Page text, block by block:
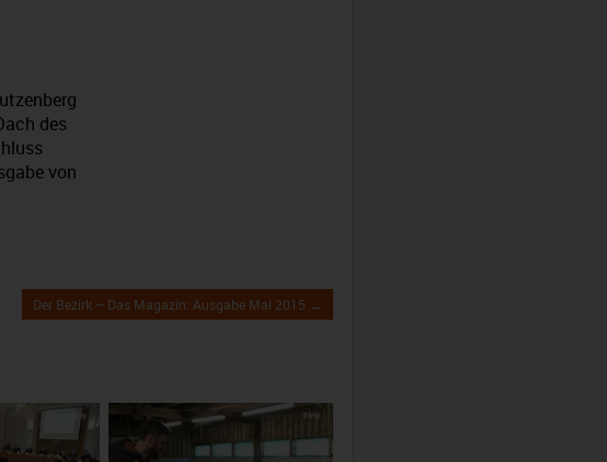
des
von
Der Bezirk – Das Magazin: Ausgabe Mai 2015 →